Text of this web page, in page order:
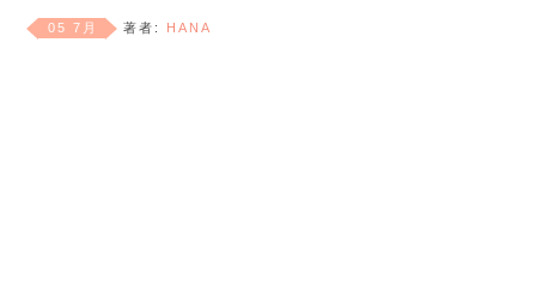
05 7月 著者: HANA